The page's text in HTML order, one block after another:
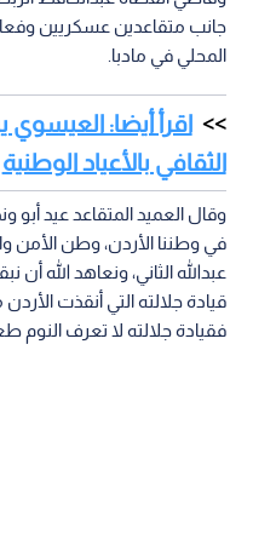
جانب متقاعدين عسكريين
المحلي في مادبا.
اقرأ أيضا:
الثقافي بالأعياد الوطنية
وقال العميد المتقاعد عيد أبو
في وطننا الأردن، وطن الأمن
عبدالله الثاني، ونعاهد الله
قيادة جلالته التي أنقذت
فقيادة جلالته لا تعرف النوم